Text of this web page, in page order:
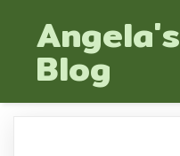
Angela's
Blog